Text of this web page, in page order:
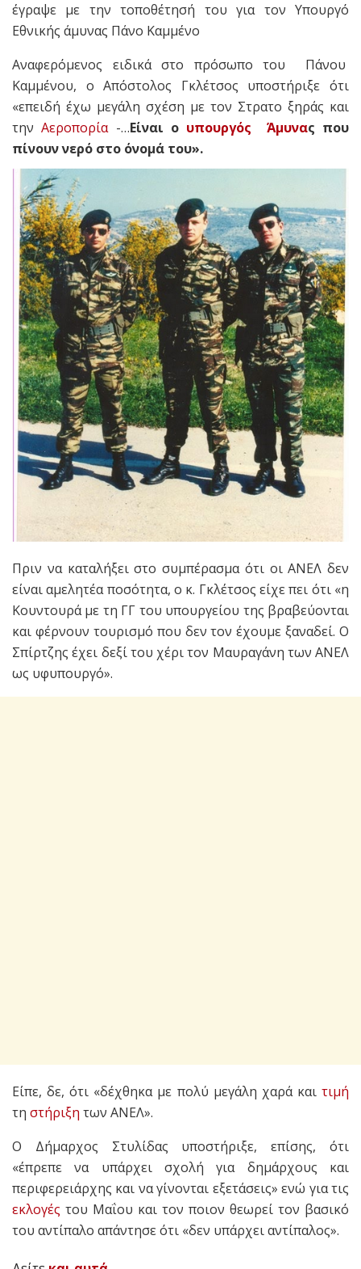
έγραψε με την τοποθέτησή του για τον Υπουργό
Εθνικής άμυνας Πάνο Καμμένο
Αναφερόμενος ειδικά στο πρόσωπο του Πάνου
Καμμένου, ο Απόστολος Γκλέτσος υποστήριξε ότι
«επειδή έχω μεγάλη σχέση με τον Στρατο ξηράς και
τηνΑεροπορία-…Είναι ο υπουργός Άμυνας που
πίνουν νερό στο όνομά του».
Πριν να καταλήξει στο συμπέρασμα ότι οι ΑΝΕΛ δεν
είναι αμελητέα ποσότητα, ο κ. Γκλέτσος είχε πει ότι «η
Κουντουρά με τη ΓΓ του υπουργείου της βραβεύονται
και φέρνουν τουρισμό που δεν τον έχουμε ξαναδεί. Ο
Σπίρτζης έχει δεξί του χέρι τον Μαυραγάνη των ΑΝΕΛ
ως υφυπουργό».
Είπε, δε, ότι «δέχθηκα με πολύ μεγάλη χαρά και τιμή
τη στήριξη των ΑΝΕΛ».
Ο Δήμαρχος Στυλίδας υποστήριξε, επίσης, ότι
«έπρεπε να υπάρχει σχολή για δημάρχους και
περιφερειάρχης και να γίνονται εξετάσεις» ενώ για τις
εκλογές του Μαΐου και τον ποιον θεωρεί τον βασικό
του αντίπαλο απάντησε ότι «δεν υπάρχει αντίπαλος».